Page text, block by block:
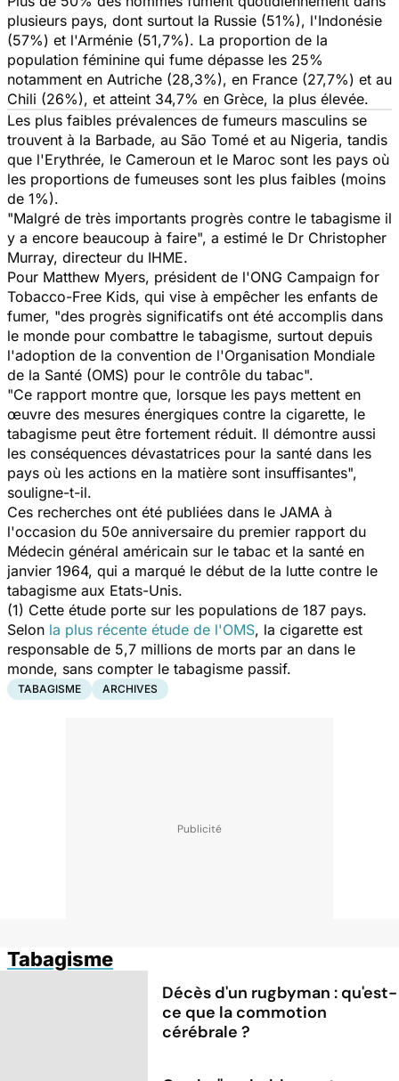
plusieurs pays, dont surtout la Russie (51%), l'Indonésie
(57%) et l'Arménie (51,7%). La proportion de la
population féminine qui fume dépasse les 25%
notamment en Autriche (28,3%), en France (27,7%) et au
Chili (26%), et atteint 34,7% en Grèce, la plus élevée.
Les plus faibles prévalences de fumeurs masculins se
trouvent à la Barbade, au São Tomé et au Nigeria, tandis
que l'Erythrée, le Cameroun et le Maroc sont les pays où
les proportions de fumeuses sont les plus faibles (moins
de 1%).
"Malgré de très importants progrès contre le tabagisme il
y a encore beaucoup à faire", a estimé le Dr Christopher
Murray, directeur du IHME.
Pour Matthew Myers, président de l'ONG Campaign for
Tobacco-Free Kids, qui vise à empêcher les enfants de
fumer, "des progrès significatifs ont été accomplis dans
le monde pour combattre le tabagisme, surtout depuis
l'adoption de la convention de l'Organisation Mondiale
de la Santé (OMS) pour le contrôle du tabac".
"Ce rapport montre que, lorsque les pays mettent en
œuvre des mesures énergiques contre la cigarette, le
tabagisme peut être fortement réduit. Il démontre aussi
les conséquences dévastatrices pour la santé dans les
pays où les actions en la matière sont insuffisantes",
souligne-t-il.
Ces recherches ont été publiées dans le JAMA à
l'occasion du 50e anniversaire du premier rapport du
Médecin général américain sur le tabac et la santé en
janvier 1964, qui a marqué le début de la lutte contre le
tabagisme aux Etats-Unis.
(1) Cette étude porte sur les populations de 187 pays.
Selon la plus récente étude de l'OMS, la cigarette est
responsable de 5,7 millions de morts par an dans le
monde, sans compter le tabagisme passif.
TABAGISME ARCHIVES
Tabagisme
Décès d'un rugbyman : qu'est-
ce que la commotion
cérébrale ?